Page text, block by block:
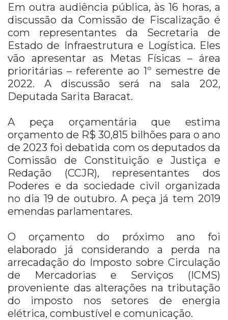
Em outra audiência pública, às 16 horas, a
discussão da Comissão de Fiscalização é
com representantes da Secretaria de
Estado de Infraestrutura e Logística. Eles
vão apresentar as Metas Físicas – área
prioritárias – referente ao 1º semestre de
2022. A discussão será na sala 202,
Deputada Sarita Baracat.
A peça orçamentária que estima
orçamento de R$ 30,815 bilhões para o ano
de 2023 foi debatida com os deputados da
Comissão de Constituição e Justiça e
Redação (CCJR), representantes dos
Poderes e da sociedade civil organizada
no dia 19 de outubro. A peça já tem 2019
emendas parlamentares.
O orçamento do próximo ano foi
elaborado já considerando a perda na
arrecadação do Imposto sobre Circulação
de Mercadorias e Serviços (ICMS)
proveniente das alterações na tributação
do imposto nos setores de energia
elétrica, combustível e comunicação.